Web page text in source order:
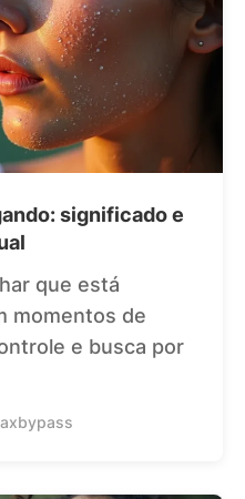
significado e
que está
momentos de
e busca por